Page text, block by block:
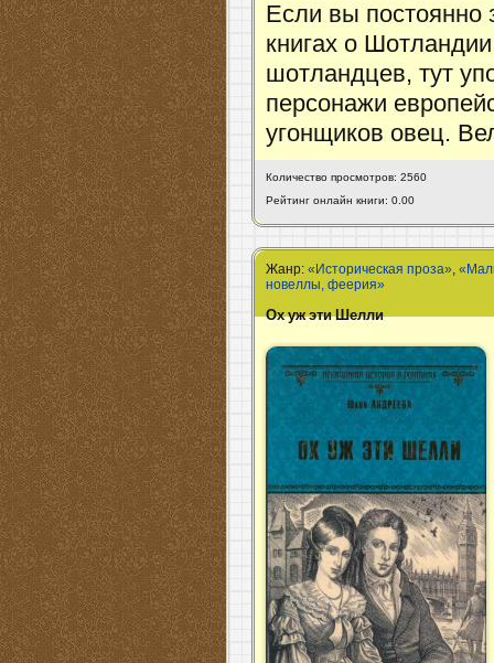
Если вы постоянно
книгах о
шотландцев, тут
персонажи
угонщиков овец.
Количество просмотров: 2560
Рейтинг онлайн книги: 0.00
Жанр:«Историческая проза»,
новеллы, феерия»
Ох уж эти Шелли